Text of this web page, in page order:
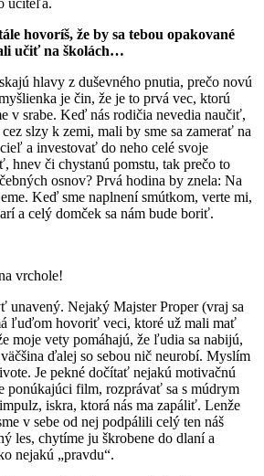
hovoríš, že by sa tebou opakované
učiť na školách…
hlavy z duševného pnutia, prečo novú
je čin, že je to prvá vec, ktorú
v srabe. Keď nás rodičia nevedia naučiť,
slzy k zemi, mali by sme sa zamerať na
a investovať do neho celé svoje
hnev či chystanú pomstu, tak prečo to
osnov? Prvá hodina by znela: Na
Keď sme naplnení smútkom, verte mi,
a celý domček sa nám bude boriť.
vrchole!
unavený. Nejaký Majster Proper (vraj sa
ľuďom hovoriť veci, ktoré už mali mať
moje vety pomáhajú, že ľudia sa nabijú,
ďalej so sebou nič neurobí. Myslím
Je pekné dočítať nejakú motivačnú
ponúkajúci film, rozprávať sa s múdrym
iskra, ktorá nás ma zapáliť. Lenže
v sebe od nej podpálili celý ten náš
les, chytíme ju škrobene do dlaní a
nejakú „pravdu“.